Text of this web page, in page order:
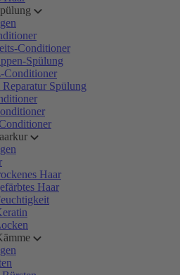
Conditioner
Spülung
Conditioner
Spülung
Haar
Haar